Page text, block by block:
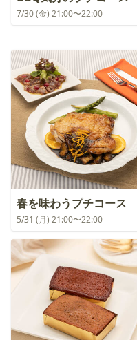
7/30 (金) 21:00〜22:00
春を味わうプチコース
5/31 (月) 21:00〜22:00